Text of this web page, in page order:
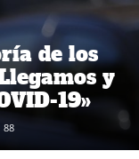
de los
y
19»
88